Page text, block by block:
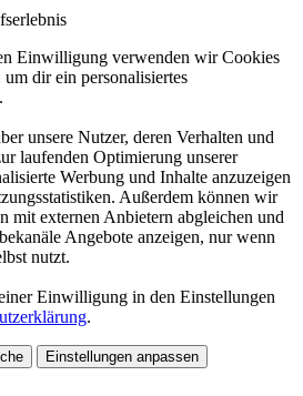
Einwilligung verwenden wir Cookies
dir ein personalisiertes
unsere Nutzer, deren Verhalten und
laufenden Optimierung unserer
Werbung und Inhalte anzuzeigen
Außerdem können wir
mit externen Anbietern abgleichen und
Angebote anzeigen, nur wenn
nutzt.
Einwilligung in den Einstellungen
.
Einstellungen anpassen